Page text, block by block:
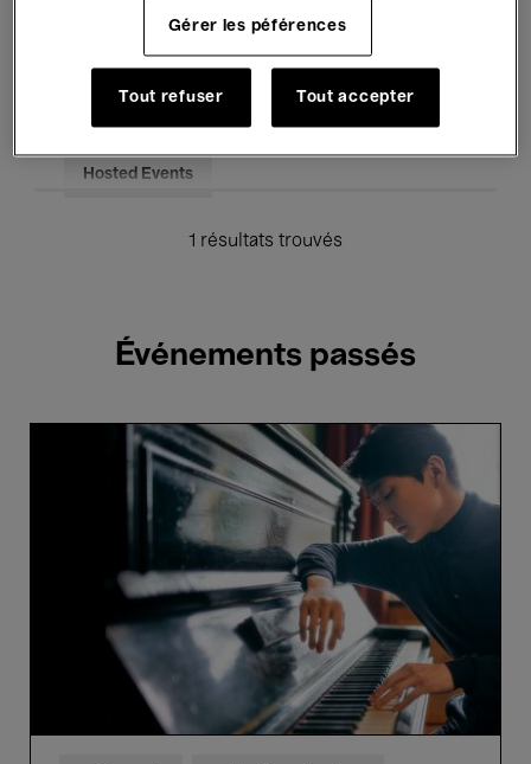
Pour tous Kids’ Palace
Hosted Events
1 résultats trouvés
Événements passés
Gérer les péférences
Tout refuser Tout accepter